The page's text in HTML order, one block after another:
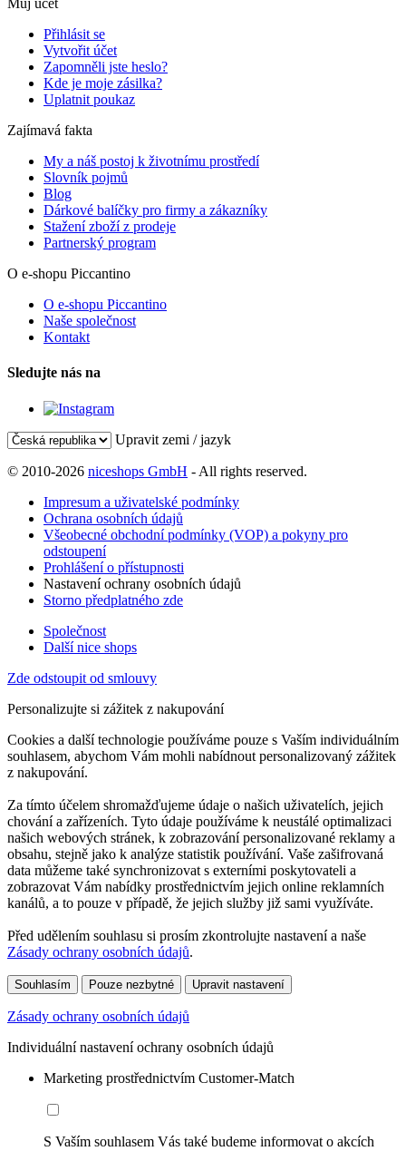
Můj účet
Přihlásit se
Vytvořit účet
Zapomněli jste heslo?
Kde je moje zásilka?
Uplatnit poukaz
Zajímavá fakta
My a náš postoj k životnímu prostředí
Slovník pojmů
Blog
Dárkové balíčky pro firmy a zákazníky
Stažení zboží z prodeje
Partnerský program
O e-shopu Piccantino
O e-shopu Piccantino
Naše společnost
Kontakt
Sledujte nás na
Upravit zemi / jazyk
© 2010-2026 niceshops GmbH - All rights reserved.
Impresum a uživatelské podmínky
Ochrana osobních údajů
Všeobecné obchodní podmínky (VOP) a pokyny pro
odstoupení
Prohlášení o přístupnosti
Nastavení ochrany osobních údajů
Storno předplatného zde
Společnost
Další nice shops
Zde odstoupit od smlouvy
Personalizujte si zážitek z nakupování
Cookies a další technologie používáme pouze s Vaším individuálním
souhlasem, abychom Vám mohli nabídnout personalizovaný zážitek
z nakupování.
Za tímto účelem shromažďujeme údaje o našich uživatelích, jejich
chování a zařízeních. Tyto údaje používáme k neustálé optimalizaci
našich webových stránek, k zobrazování personalizované reklamy a
obsahu, stejně jako k analýze statistik používání. Vaše zašifrovaná
data můžeme také synchronizovat s externími poskytovateli a
zobrazovat Vám nabídky prostřednictvím jejich online reklamních
kanálů, a to pouze v případě, že jejich služby již sami využíváte.
Před udělením souhlasu si prosím zkontrolujte nastavení a naše
Zásady ochrany osobních údajů.
Souhlasím Pouze nezbytné Upravit nastavení
Zásady ochrany osobních údajů
Individuální nastavení ochrany osobních údajů
Marketing prostřednictvím Customer-Match
S Vaším souhlasem Vás také budeme informovat o akcích